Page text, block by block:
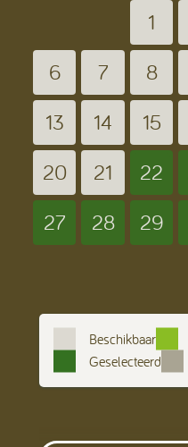
1
6
7 8
13
14 15
20
21 22
27
28 29
Beschikbaar
Geselecteerd